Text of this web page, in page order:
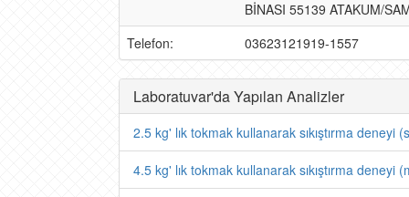
BİNASI 55139 ATAKUM/
Telefon:
03623121919-1557
Laboratuvar'da Yapılan Analizler
2.5 kg' lık tokmak kullanarak sıkıştırma deneyi
4.5 kg' lık tokmak kullanarak sıkıştırma deneyi